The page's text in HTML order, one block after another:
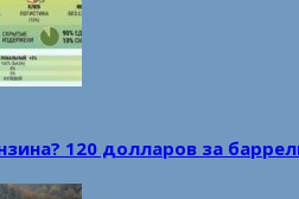
120 долларов за